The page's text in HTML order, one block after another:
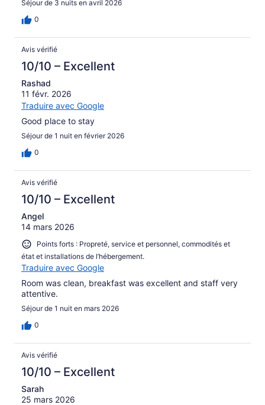
Séjour de 3 nuits en avril 2026
0
Avis vérifié
10/10 – Excellent
Rashad
11 févr. 2026
Traduire avec Google
Good place to stay
Séjour de 1 nuit en février 2026
0
Avis vérifié
10/10 – Excellent
Angel
14 mars 2026
Points forts : Propreté, service et personnel, commodités et
état et installations de l’hébergement.
Traduire avec Google
Room was clean, breakfast was excellent and staff very
attentive.
Séjour de 1 nuit en mars 2026
0
Avis vérifié
10/10 – Excellent
Sarah
25 mars 2026